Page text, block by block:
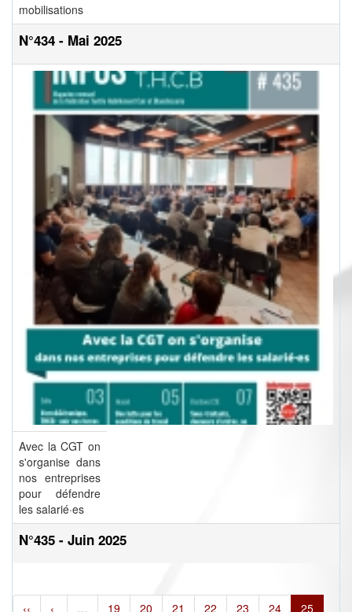
mobilisations
N°434 - Mai 2025
Avec la CGT on
s'organise dans
nos entreprises
pour défendre
les salarié·es
N°435 - Juin 2025
‹‹ ‹ … 19 20 21 22 23 24 25